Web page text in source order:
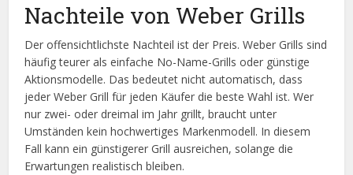
Nachteile von Weber Grills
Der offensichtlichste Nachteil ist der Preis. Weber Grills sind
häufig teurer als einfache No-Name-Grills oder günstige
Aktionsmodelle. Das bedeutet nicht automatisch, dass
jeder Weber Grill für jeden Käufer die beste Wahl ist. Wer
nur zwei- oder dreimal im Jahr grillt, braucht unter
Umständen kein hochwertiges Markenmodell. In diesem
Fall kann ein günstigerer Grill ausreichen, solange die
Erwartungen realistisch bleiben.